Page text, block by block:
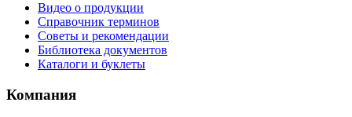
Видео о продукции
Справочник терминов
Советы и рекомендации
Библиотека документов
Каталоги и буклеты
Компания